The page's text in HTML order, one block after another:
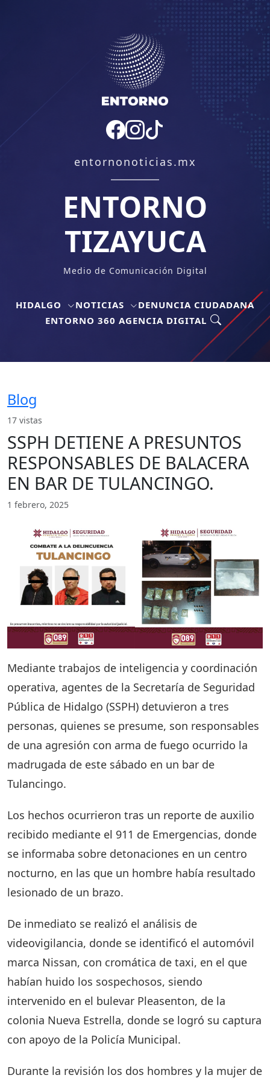
entornonoticias.mx
ENTORNO
TIZAYUCA
Medio de Comunicación Digital
HIDALGO NOTICIAS
DENUNCIA CIUDADANA
ENTORNO 360 AGENCIA DIGITAL
Blog
17 vistas
SSPH DETIENE A PRESUNTOS
RESPONSABLES DE BALACERA
EN BAR DE TULANCINGO.
1 febrero, 2025
Mediante trabajos de inteligencia y coordinación
operativa, agentes de la Secretaría de Seguridad
Pública de Hidalgo (SSPH) detuvieron a tres
personas, quienes se presume, son responsables
de una agresión con arma de fuego ocurrido la
madrugada de este sábado en un bar de
Tulancingo.
Los hechos ocurrieron tras un reporte de auxilio
recibido mediante el 911 de Emergencias, donde
se informaba sobre detonaciones en un centro
nocturno, en las que un hombre había resultado
lesionado de un brazo.
De inmediato se realizó el análisis de
videovigilancia, donde se identificó el automóvil
marca Nissan, con cromática de taxi, en el que
habían huido los sospechosos, siendo
intervenido en el bulevar Pleasenton, de la
colonia Nueva Estrella, donde se logró su captura
con apoyo de la Policía Municipal.
Durante la revisión los dos hombres y la mujer de